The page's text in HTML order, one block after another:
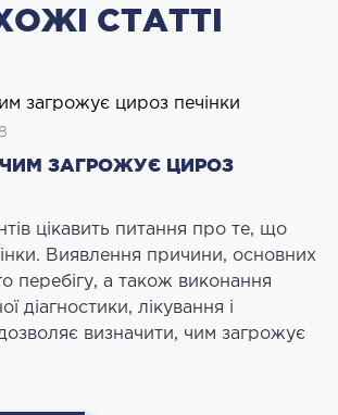
СТАТТІ
ЗАГРОЖУЄ ЦИРОЗ
цікавить питання про те, що
Виявлення причини, основних
перебігу, а також виконання
діагностики, лікування і
визначити, чим загрожує